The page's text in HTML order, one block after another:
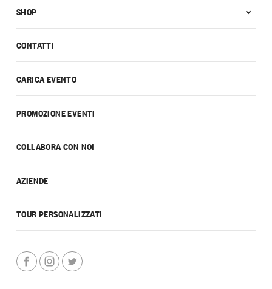
CONTATTI
CARICA EVENTO
PROMOZIONE EVENTI
COLLABORA CON NOI
AZIENDE
TOUR PERSONALIZZATI
SHOP